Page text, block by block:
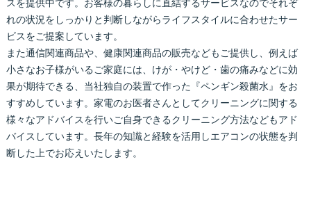
スを提供中です。お客様の暮らしに直結するサービスなのでそれぞ
れの状況をしっかりと判断しながらライフスタイルに合わせたサー
ビスをご提案しています。
また通信関連商品や、健康関連商品の販売などもご提供し、例えば
小さなお子様がいるご家庭には、けが・やけど・歯の痛みなどに効
果が期待できる、当社独自の装置で作った『ペンギン殺菌水』をお
すすめしています。家電のお医者さんとしてクリーニングに関する
様々なアドバイスを行いご自身できるクリーニング方法などもアド
バイスしています。長年の知識と経験を活用しエアコンの状態を判
断した上でお応えいたします。